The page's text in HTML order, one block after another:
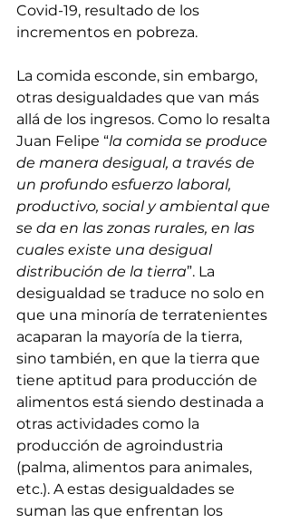
Covid-19, resultado de los
incrementos en pobreza.
La comida esconde, sin embargo,
otras desigualdades que van más
allá de los ingresos. Como lo resalta
Juan Felipe “la comida se produce
de manera desigual, a través de
un profundo esfuerzo laboral,
productivo, social y ambiental que
se da en las zonas rurales, en las
cuales existe una desigual
distribución de la tierra”. La
desigualdad se traduce no solo en
que una minoría de terratenientes
acaparan la mayoría de la tierra,
sino también, en que la tierra que
tiene aptitud para producción de
alimentos está siendo destinada a
otras actividades como la
producción de agroindustria
(palma, alimentos para animales,
etc.). A estas desigualdades se
suman las que enfrentan los